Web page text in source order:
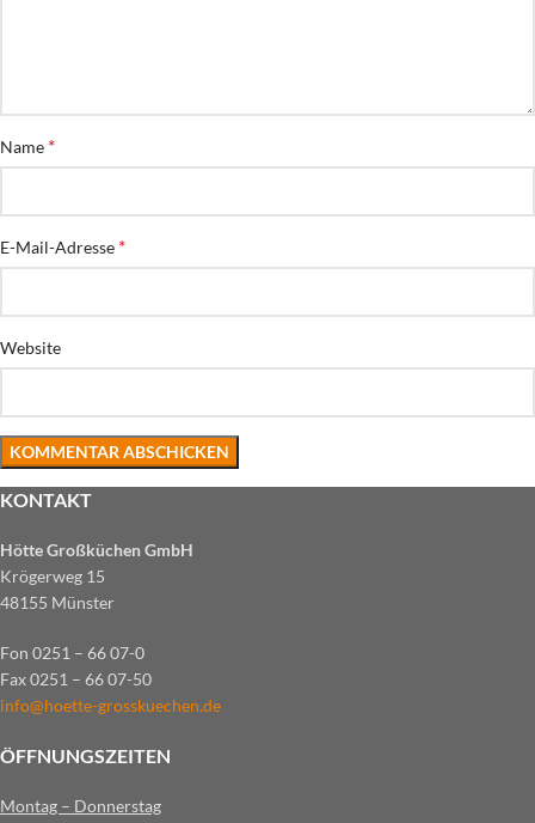
Name *
E-Mail-Adresse *
Website
KONTAKT
Hötte Großküchen GmbH
Krögerweg 15
48155 Münster
Fon 0251 – 66 07-0
Fax 0251 – 66 07-50
info@hoette-grosskuechen.de
ÖFFNUNGSZEITEN
Montag – Donnerstag